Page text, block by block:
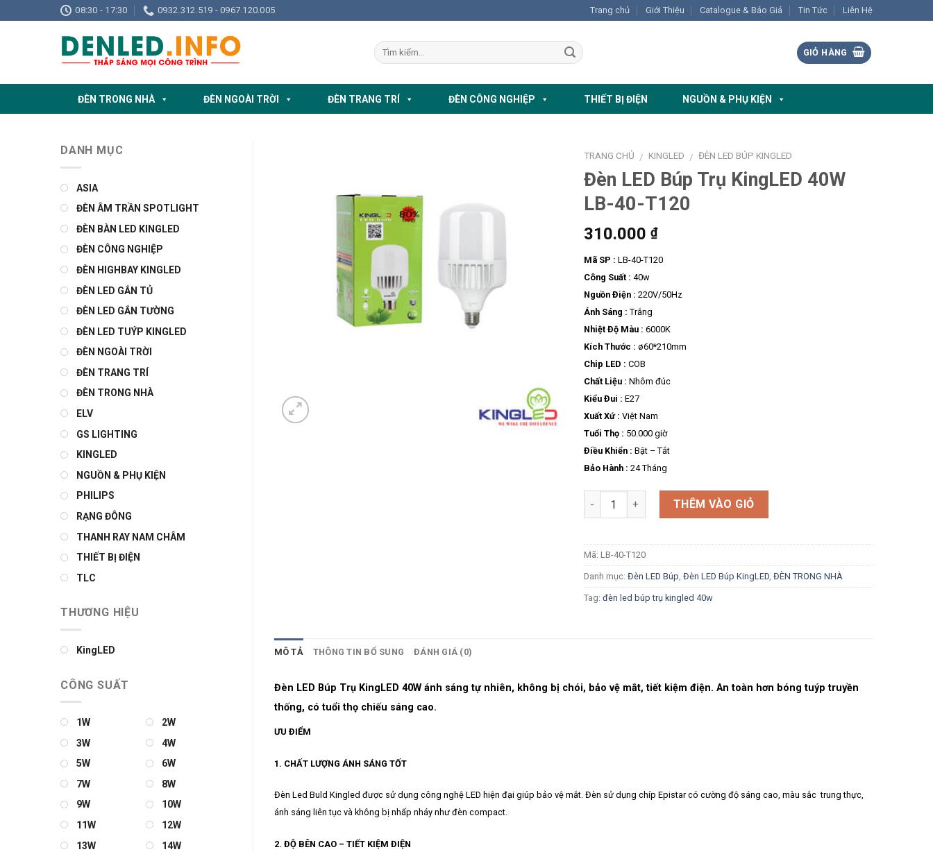
to
08:30 - 17:30 0932.312.519 - 0967.120.005 Trang chủ Giới Thiệu Catalogue & Báo Giá Tin Tức Liên Hệ
GIỎ HÀNG
ĐÈN TRONG NHÀ ĐÈN NGOÀI TRỜI ĐÈN TRANG TRÍ ĐÈN CÔNG NGHIỆP THIẾT BỊ ĐIỆN NGUỒN & PHỤ KIỆN
TRANG CHỦ / KINGLED / ĐÈN LED BÚP KINGLED
Đèn LED Búp Trụ KingLED 40W
LB-40-T120
310.000 ₫
Mã SP : LB-40-T120
Công Suất : 40w
Nguồn Điện : 220V/50Hz
Ánh Sáng : Trắng
Nhiệt Độ Màu : 6000K
Kích Thước : ø60*210mm
Chip LED : COB
Chất Liệu : Nhôm đúc
Kiểu Đui : E27
Xuất Xứ : Việt Nam
Tuổi Thọ : 50.000 giờ
Điều Khiển : Bật – Tắt
Bảo Hành : 24 Tháng
Số lượng THÊM VÀO GIỎ
Mã: LB-40-T120
Danh mục: Đèn LED Búp, Đèn LED Búp KingLED, ĐÈN TRONG NHÀ
Tag: đèn led búp trụ kingled 40w
MÔ TẢ THÔNG TIN BỔ SUNG ĐÁNH GIÁ (0)
Đèn LED Búp Trụ KingLED 40W ánh sáng tự nhiên, không bị chói, bảo vệ mắt, tiết kiệm điện. An toàn hơn bóng tuýp truyền
thống, có tuổi thọ chiếu sáng cao.
ƯU ĐIỂM
1. CHẤT LƯỢNG ÁNH SÁNG TỐT
Đèn Led Buld Kingled được sử dụng công nghệ LED hiện đại giúp bảo vệ mắt. Đèn sử dụng chíp Epistar có cường độ sáng cao, màu sắc trung thực,
ánh sáng liên tục và không bị nhấp nháy như đèn compact.
2. ĐỘ BÊN CAO – TIẾT KIỆM ĐIỆN
DANH MỤC
ASIA
ĐÈN ÂM TRẦN SPOTLIGHT
ĐÈN BÀN LED KINGLED
ĐÈN CÔNG NGHIỆP
ĐÈN HIGHBAY KINGLED
ĐÈN LED GẮN TỦ
ĐÈN LED GẮN TƯỜNG
ĐÈN LED TUÝP KINGLED
ĐÈN NGOÀI TRỜI
ĐÈN TRANG TRÍ
ĐÈN TRONG NHÀ
ELV
GS LIGHTING
KINGLED
NGUỒN & PHỤ KIỆN
PHILIPS
RẠNG ĐÔNG
THANH RAY NAM CHÂM
THIẾT BỊ ĐIỆN
TLC
THƯƠNG HIỆU
KingLED
CÔNG SUẤT
1W
2W
3W
4W
5W
6W
7W
8W
9W
10W
11W
12W
13W
14W